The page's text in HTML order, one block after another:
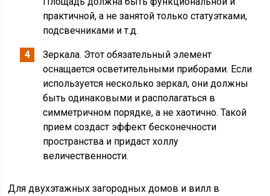
практичной, а не занятой только статуэтками,
подсвечниками и т.д.
Зеркала. Этот обязательный элемент
оснащается осветительными приборами. Если
используется несколько зеркал, они должны
быть одинаковыми и располагаться в
симметричном порядке, а не хаотично. Такой
прием создаст эффект бесконечности
пространства и придаст холлу
величественности.
Для двухэтажных загородных домов и вилл в